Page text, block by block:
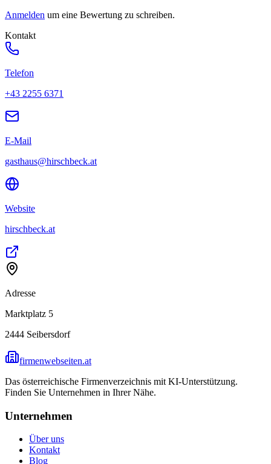
Anmelden um eine Bewertung zu schreiben.
Kontakt
Telefon
+43 2255 6371
E-Mail
gasthaus@hirschbeck.at
Website
hirschbeck.at
Adresse
Marktplatz 5
2444 Seibersdorf
firmenwebseiten.at
Das österreichische Firmenverzeichnis mit KI-Unterstützung.
Finden Sie Unternehmen in Ihrer Nähe.
Unternehmen
Über uns
Kontakt
Blog